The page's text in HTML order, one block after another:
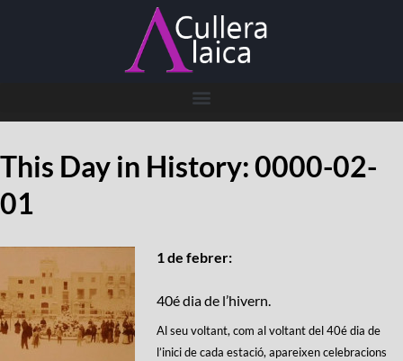
This Day in History: 0000-02-
01
1 de febrer:
40é dia de l’hivern.
Al seu voltant, com al voltant del 40é dia de
l’inici de cada estació, apareixen celebracions